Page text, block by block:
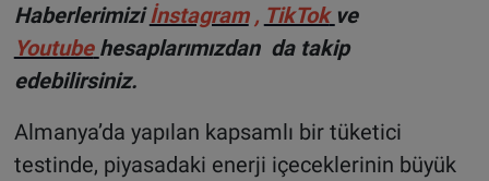
Haberlerimizi İnstagram , TikTok ve
Youtube hesaplarımızdan da takip
edebilirsiniz.
Almanya’da yapılan kapsamlı bir tüketici
testinde, piyasadaki enerji içeceklerinin büyük